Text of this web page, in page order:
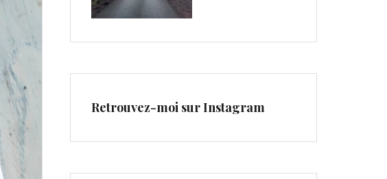
Retrouvez-moi sur Instagram